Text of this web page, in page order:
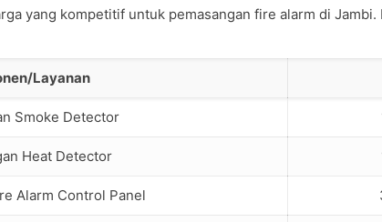
yang kompetitif untuk pemasangan fire alarm di
Layanan
Smoke Detector
Heat Detector
Alarm Control Panel